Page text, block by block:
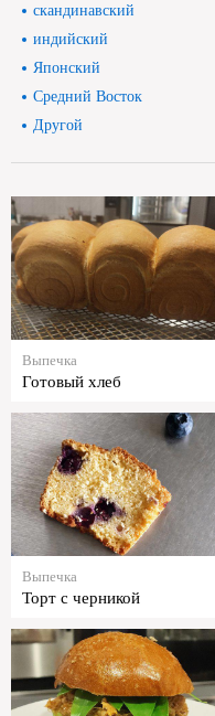
скандинавский
индийский
Японский
Средний Восток
Другой
Выпечка
Готовый хлеб
Выпечка
Торт с черникой